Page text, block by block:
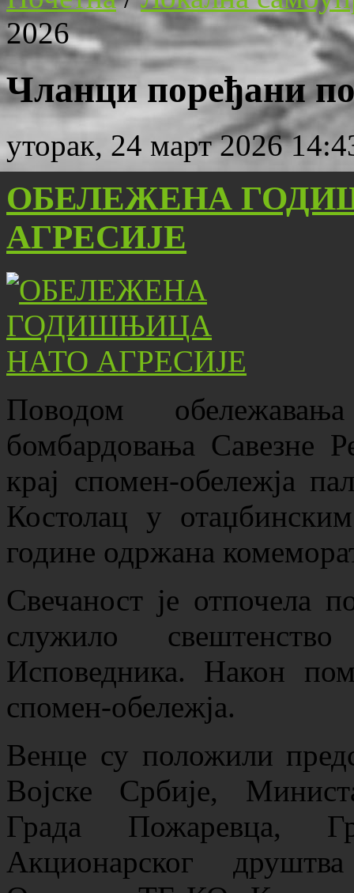
2026
Чланци поређани
уторак, 24 март 2026
ОБЕЛЕЖЕНА
АГРЕСИЈЕ
Поводом
бомбардовања Савезне
крај спомен-обележја
Костолац у
године одржана
Свечаност је отпочела
служило
Исповедника. Након
спомен-обележја.
Венце су положили
Војске Србије,
Града Пожаревца,
Акционарског